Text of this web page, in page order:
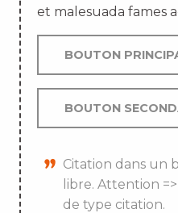
et malesuada fames
BOUTON
BOUTON
Citation dans un
libre. Attention
de type citation.